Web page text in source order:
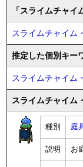
「スライムチャ
スライムチャイム
推定した個別キー
スライムチャイム
スライムチャイム
種別 庭
説明 お